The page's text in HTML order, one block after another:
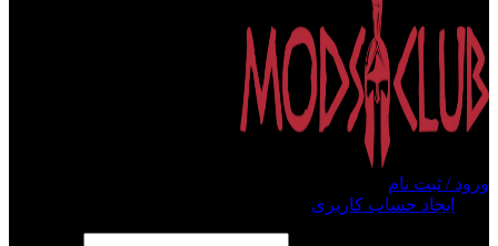
ورود / ثبت نام
ایجاد حساب کاربری